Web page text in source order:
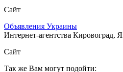
Сайт
Объявления Украины
Интернет-агентства Кировоград,
Сайт
Так же Вам могут подойти: